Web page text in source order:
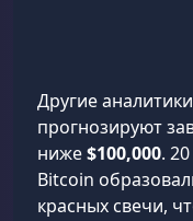
Другие
прогнозируют
ниже$100,000.
Bitcoin
красных свечи,